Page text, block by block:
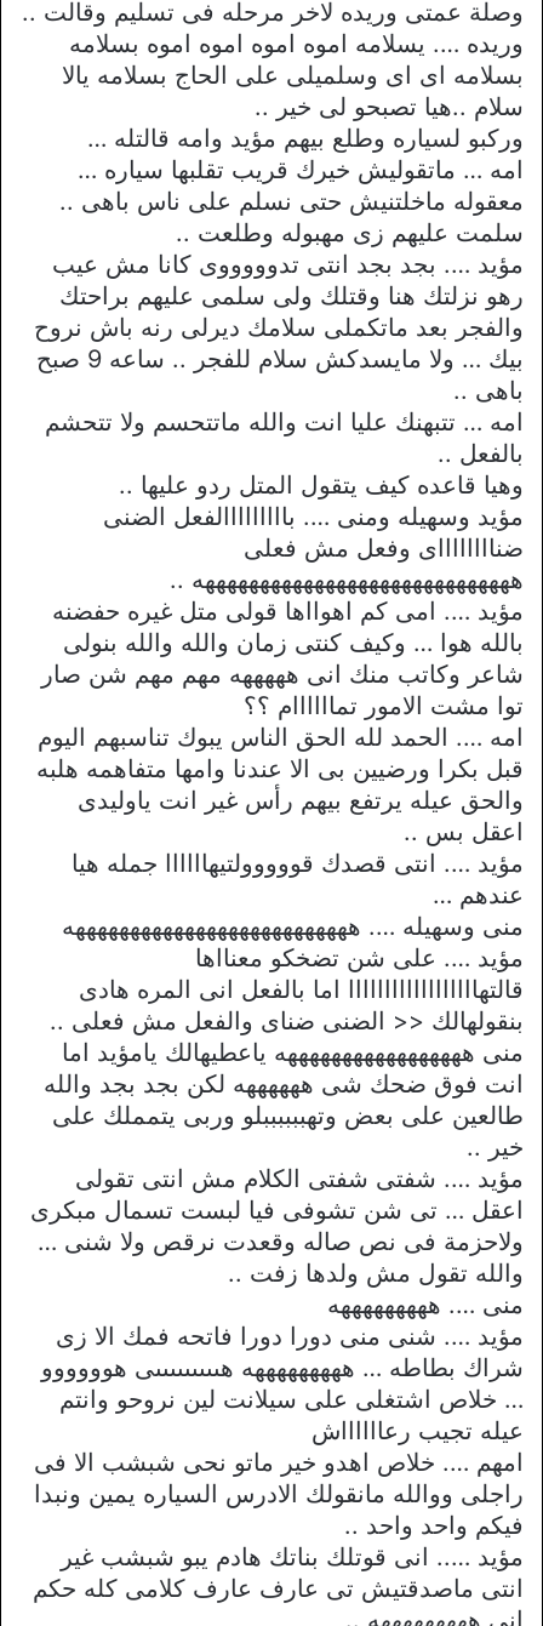
وصلة عمتى وريده لاخر مرحله فى تسليم وقالت ..
وريده …. يسلامه اموه اموه اموه اموه بسلامه
بسلامه اى اى وسلميلى على الحاج بسلامه يالا
سلام ..هيا تصبحو لى خير ..
وركبو لسياره وطلع بيهم مؤيد وامه قالتله …
امه … ماتقوليش خيرك قريب تقلبها سياره …
معقوله ماخلتنيش حتى نسلم على ناس باهى ..
سلمت عليهم زى مهبوله وطلعت ..
مؤيد …. بجد بجد انتى تدوووووى كانا مش عيب
رهو نزلتك هنا وقتلك ولى سلمى عليهم براحتك
والفجر بعد ماتكملى سلامك ديرلى رنه باش نروح
بيك … ولا مايسدكش سلام للفجر .. ساعه 9 صبح
باهى ..
امه … تتبهنك عليا انت والله ماتتحسم ولا تتحشم
بالفعل ..
وهيا قاعده كيف يتقول المتل ردو عليها ..
مؤيد وسهيله ومنى …. بااااااااالفعل الضنى
ضنااااااااى وفعل مش فعلى
هههههههههههههههههههههههههههههه ..
مؤيد …. امى كم اهوااها قولى متل غيره حفضنه
بالله هوا … وكيف كنتى زمان والله والله بنولى
شاعر وكاتب منك انى هههههه مهم مهم شن صار
توا مشت الامور تماااااام ؟؟
امه …. الحمد لله الحق الناس يبوك تناسبهم اليوم
قبل بكرا ورضيين بى الا عندنا وامها متفاهمه هلبه
والحق عيله يرتفع بيهم رأس غير انت ياوليدى
اعقل بس ..
مؤيد …. انتى قصدك قووووولتيهاااااا جمله هيا
عندهم …
منى وسهيله …. ههههههههههههههههههههههههههه
مؤيد …. على شن تضخكو معنااها
قالتهاااااااااااااااااا اما بالفعل انى المره هادى
بنقولهالك << الضنى ضناى والفعل مش فعلى ..
منى هههههههههههههههههه ياعطيهالك يامؤيد اما
انت فوق ضحك شى ههههههه لكن بجد بجد والله
طالعين على بعض وتهببببببلو وربى يتمملك على
خير ..
مؤيد …. شفتى شفتى الكلام مش انتى تقولى
اعقل … تى شن تشوفى فيا لبست تسمال مبكرى
ولاحزمة فى نص صاله وقعدت نرقص ولا شنى …
والله تقول مش ولدها زفت ..
منى …. هههههههههه
مؤيد …. شنى منى دورا دورا فاتحه فمك الا زى
شراك بطاطه … هههههههههه هىىىىىىىىىى هوووووو
… خلاص اشتغلى على سيلانت لين نروحو وانتم
عيله تجيب رعااااااش
امهم …. خلاص اهدو خير ماتو نحى شبشب الا فى
راجلى ووالله مانقولك الادرس السياره يمين ونبدا
فيكم واحد واحد ..
مؤيد ….. انى قوتلك بناتك هادم يبو شبشب غير
انتى ماصدقتيش تى عارف عارف كلامى كله حكم
انى هههههههههه ..